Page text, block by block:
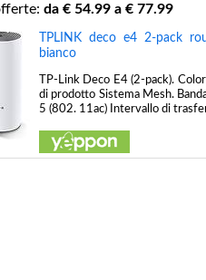
da € 54.99 a € 77.99
TPLINK deco e4 2-pack
bianco
TP-Link Deco E4 (2-pack).
di prodotto Sistema Mesh.
5 (802. 11ac) Intervallo di